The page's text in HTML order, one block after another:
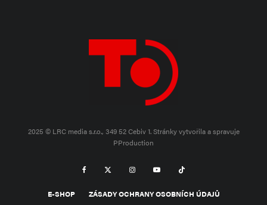
2025 © LRC media s.r.o., 349 52 Cebiv 1.Stránky vytvořila a spravuje
PProduction
E-SHOP ZÁSADY OCHRANY OSOBNÍCH ÚDAJŮ